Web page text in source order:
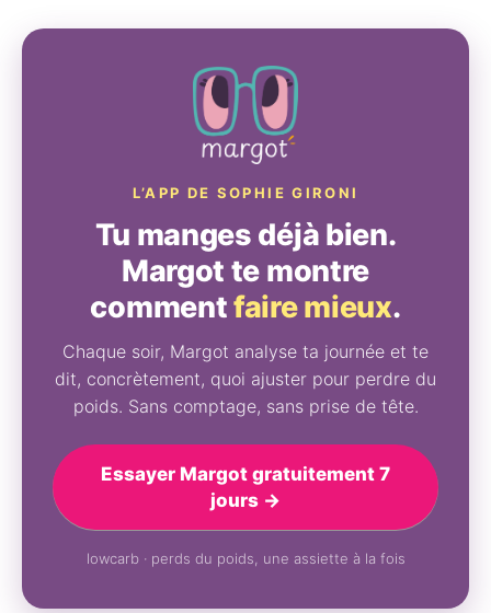
L’APP DE SOPHIE GIRONI
Tu manges déjà bien.
Margot te montre
commentfaire mieux.
Chaque soir, Margot analyse ta journée et te
dit, concrètement, quoi ajuster pour perdre du
poids. Sans comptage, sans prise de tête.
Essayer Margot gratuitement 7
jours →
lowcarb · perds du poids, une assiette à la fois